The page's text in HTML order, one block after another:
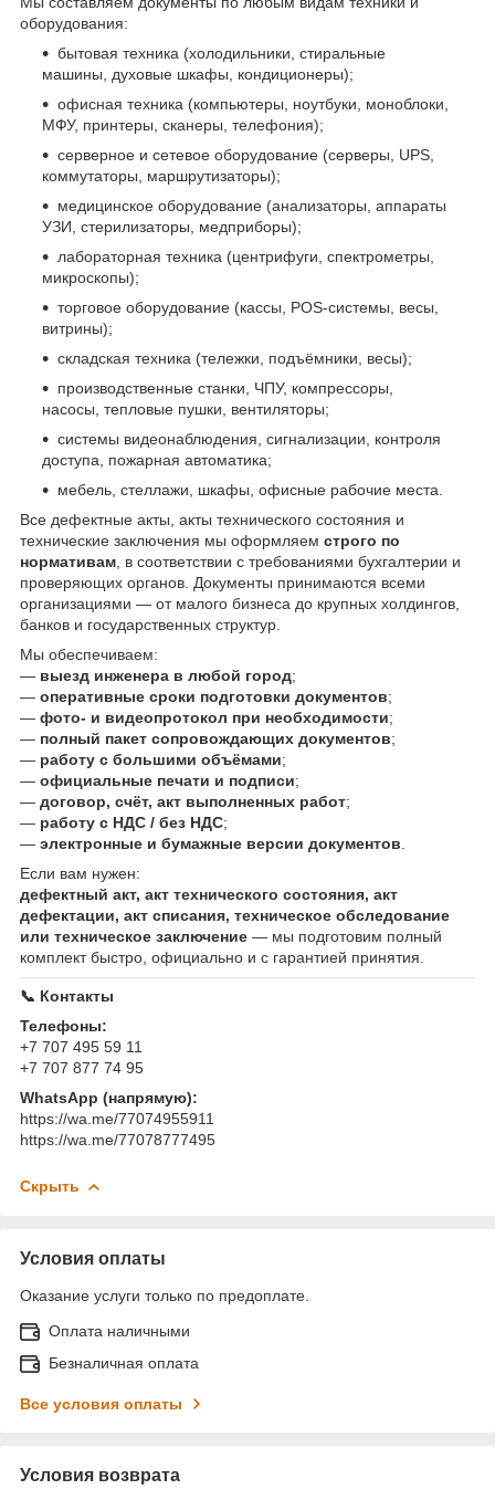
оборудования:
бытовая техника (холодильники, стиральные
машины, духовые шкафы, кондиционеры);
офисная техника (компьютеры, ноутбуки, моноблоки,
МФУ, принтеры, сканеры, телефония);
серверное и сетевое оборудование (серверы, UPS,
коммутаторы, маршрутизаторы);
медицинское оборудование (анализаторы, аппараты
УЗИ, стерилизаторы, медприборы);
лабораторная техника (центрифуги, спектрометры,
микроскопы);
торговое оборудование (кассы, POS-системы, весы,
витрины);
складская техника (тележки, подъёмники, весы);
производственные станки, ЧПУ, компрессоры,
насосы, тепловые пушки, вентиляторы;
системы видеонаблюдения, сигнализации, контроля
доступа, пожарная автоматика;
мебель, стеллажи, шкафы, офисные рабочие места.
Все дефектные акты, акты технического состояния и
технические заключения мы оформляем строго по
нормативам , в соответствии с требованиями бухгалтерии и
проверяющих органов. Документы принимаются всеми
организациями — от малого бизнеса до крупных холдингов,
банков и государственных структур.
Мы обеспечиваем:
— выезд инженера в любой город;
— оперативные сроки подготовки документов;
— фото- и видеопротокол при необходимости;
— полный пакет сопровождающих документов;
— работу с большими объёмами;
— официальные печати и подписи;
— договор, счёт, акт выполненных работ;
— работу с НДС / без НДС;
— электронные и бумажные версии документов
Если вам нужен:
дефектный акт, акт технического состояния, акт
дефектации, акт списания, техническое обследование
или техническое заключение — мы подготовим полный
комплект быстро, официально и с гарантией принятия.
📞 Контакты
Телефоны:
+7 707 495 59 11
+7 707 877 74 95
WhatsApp (напрямую):
https://wa.me/77074955911
https://wa.me/77078777495
Скрыть
Условия оплаты
Оказание услуги только по предоплате.
Оплата наличными
Безналичная оплата
Все условия оплаты
Условия возврата